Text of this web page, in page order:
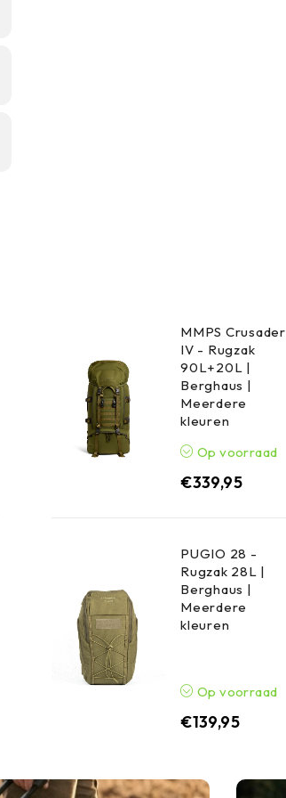
MMPS Crusader
IV - Rugzak
90L+20L |
Berghaus |
Meerdere
kleuren
Op voorraad
€339,95
PUGIO 28 -
Rugzak 28L |
Berghaus |
Meerdere
kleuren
Op voorraad
€139,95